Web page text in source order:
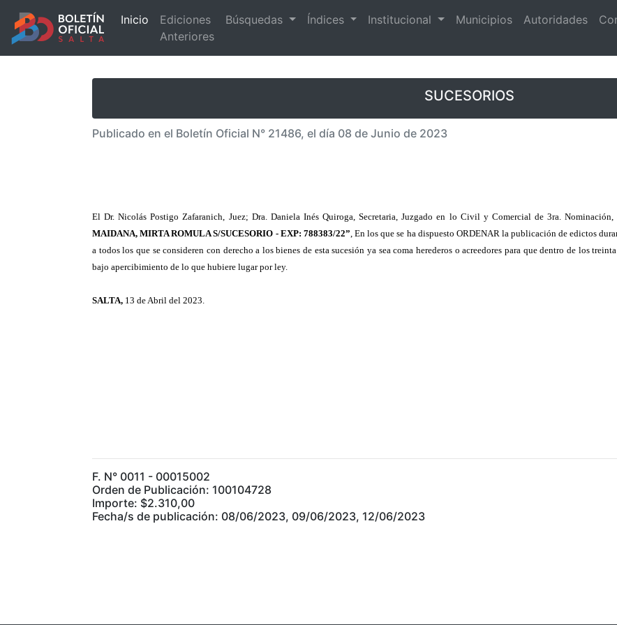
Inicio
Ediciones
Anteriores
Búsquedas Índices Institucional Municipios Autoridades
SUCESORIOS
Publicado en el Boletín Oficial N° 21486, el día 08 de Junio de 2023
El Dr. Nicolás Postigo Zafaranich, Juez; Dra. Daniela Inés Quiroga, Secretaria, Juzgado en lo Civil y Comercial de 3ra. Nominación,
MAIDANA, MIRTA ROMULA S/SUCESORIO - EXP: 788383/22”, En los que se ha dispuesto ORDENAR la publicación de edictos
a todos los que se consideren con derecho a los bienes de esta sucesión ya sea coma herederos o acreedores para que dentro de los
bajo apercibimiento de lo que hubiere lugar por ley.
SALTA, 13 de Abril del 2023.
F. N° 0011 - 00015002
Orden de Publicación: 100104728
Importe: $2.310,00
Fecha/s de publicación: 08/06/2023, 09/06/2023, 12/06/2023